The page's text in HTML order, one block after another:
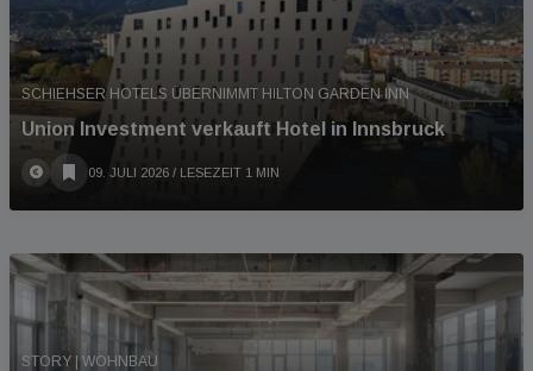
SCHIEHSER HOTELS ÜBERNIMMT HILTON GARDEN INN
Union Investment verkauft Hotel in Innsbruck
09. JULI 2026 / LESEZEIT 1 MIN
STORY | WOHNBAU